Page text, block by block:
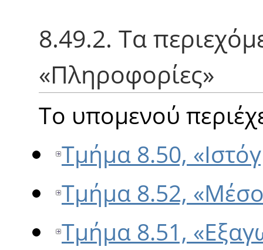
8.49.2. Τα
«Πληροφορίες»
Το υπομενού
Τμήμα 8.50,
Τμήμα 8.52,
Τμήμα 8.51,